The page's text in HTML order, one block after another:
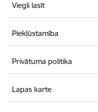
Viegli lasīt
Piekļūstamība
Privātuma politika
Lapas karte